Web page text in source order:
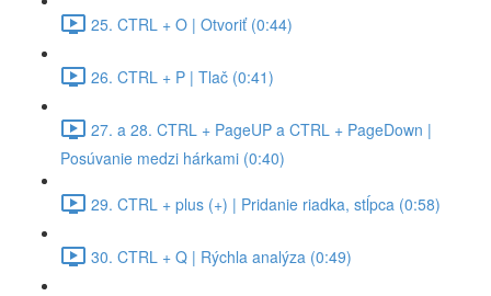
25. CTRL + O | Otvoriť (0:44)
26. CTRL + P | Tlač (0:41)
27. a 28. CTRL + PageUP a CTRL + PageDown |
Posúvanie medzi hárkami (0:40)
29. CTRL + plus (+) | Pridanie riadka, stĺpca (0:58)
30. CTRL + Q | Rýchla analýza (0:49)